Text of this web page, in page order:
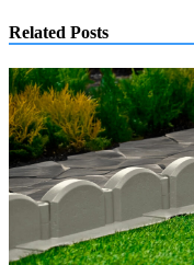
Related Posts